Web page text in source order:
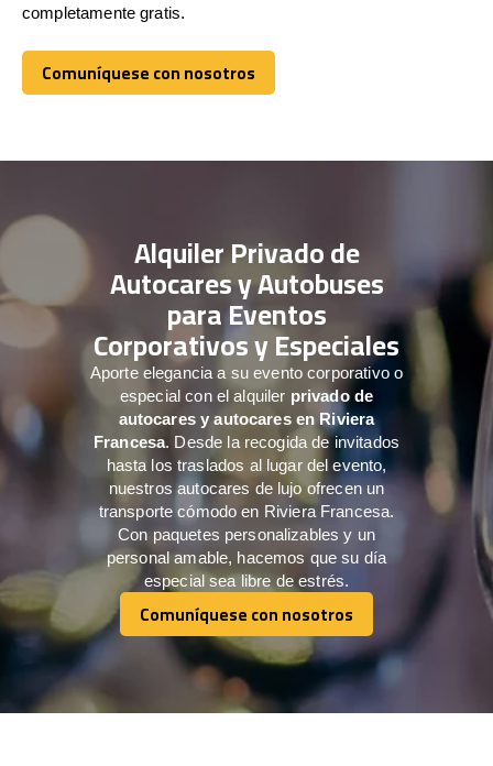
completamente gratis.
Comuníquese con nosotros
Comuníquese con nosotros
Alquiler Privado de
Autocares y Autobuses
para Eventos
Corporativos y Especiales
Aporte elegancia a su evento corporativo o
especial con el alquiler privado de
autocares y autocares en Riviera
Francesa. Desde la recogida de invitados
hasta los traslados al lugar del evento,
nuestros autocares de lujo ofrecen un
transporte cómodo en Riviera Francesa.
Con paquetes personalizables y un
personal amable, hacemos que su día
especial sea libre de estrés.
Comuníquese con nosotros
Comuníquese con nosotros